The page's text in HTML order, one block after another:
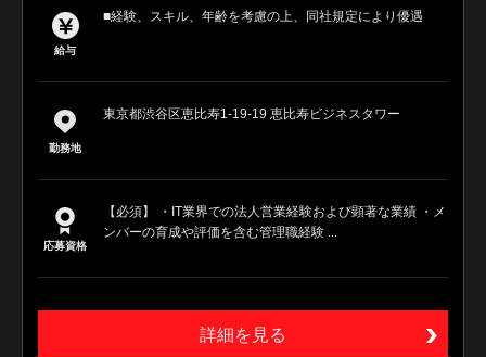
給与
■経験、スキル、年齢を考慮の上、同社規定により優遇
勤務地
東京都渋谷区恵比寿1-19-19 恵比寿ビジネスタワー
応募資格
【必須】 ・IT業界での法人営業経験および顕著な業績 ・メ
ンバーの育成や評価を含む管理職経験 ...
詳細を見る